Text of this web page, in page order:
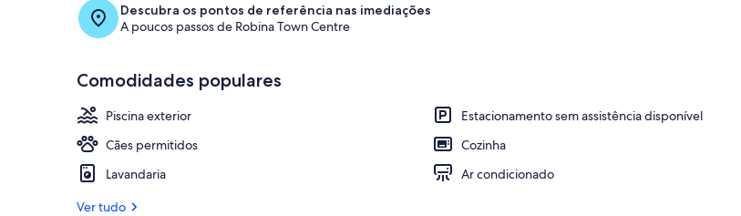
Descubra os pontos de referência nas imediações
A poucos passos de Robina Town Centre
Comodidades populares
Piscina exterior
Estacionamento sem assistência disponível
Cães permitidos
Cozinha
Lavandaria
Ar condicionado
Ver tudo